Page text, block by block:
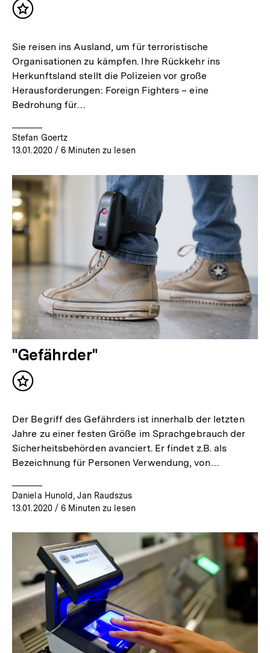
Inhalt
Sie reisen ins Ausland, um für terroristische
Organisationen zu kämpfen. Ihre Rückkehr ins
Herkunftsland stellt die Polizeien vor große
Herausforderungen: Foreign Fighters – eine
Bedrohung für…
Stefan Goertz
13.01.2020/ 6 Minuten zu lesen
"Gefährder"
Inhalt
Der Begriff des Gefährders ist innerhalb der letzten
Jahre zu einer festen Größe im Sprachgebrauch der
Sicherheitsbehörden avanciert. Er findet z.B. als
Bezeichnung für Personen Verwendung, von…
Daniela Hunold, Jan Raudszus
13.01.2020/ 6 Minuten zu lesen